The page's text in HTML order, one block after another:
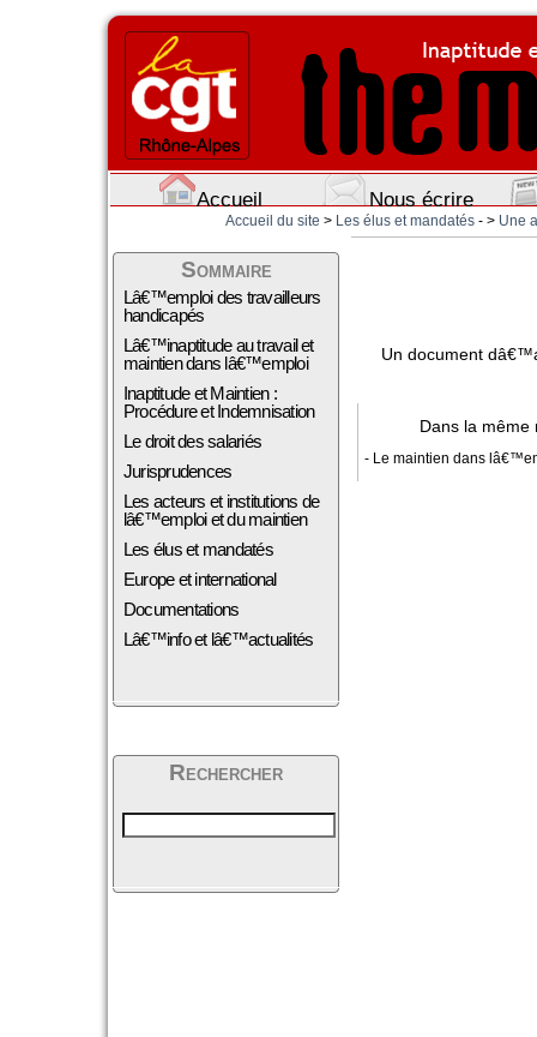
Accueil Nous écrire
Accueil du site > Les élus et mandatés - > Une
Sommaire
Lâ€™emploi des travailleurs
handicapés
Lâ€™inaptitude au travail et
maintien dans lâ€™emploi
Inaptitude et Maintien :
Procédure et Indemnisation
Le droit des salariés
Jurisprudences
Les acteurs et institutions de
lâ€™emploi et du maintien
Les élus et mandatés
Europe et international
Documentations
Lâ€™info et lâ€™actualités
Rechercher
Un document
Dans la même
- Le maintien dans